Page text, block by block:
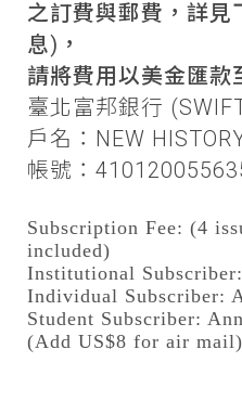
之訂費與郵費，詳見
息)，
請將費用以美金匯款
臺北富邦銀行
戶名：NEW
帳號：
Subscription Fee: (4
included)
Institutional
Individual Subscriber:
Student Subscriber:
(Add US$8 for air mail)